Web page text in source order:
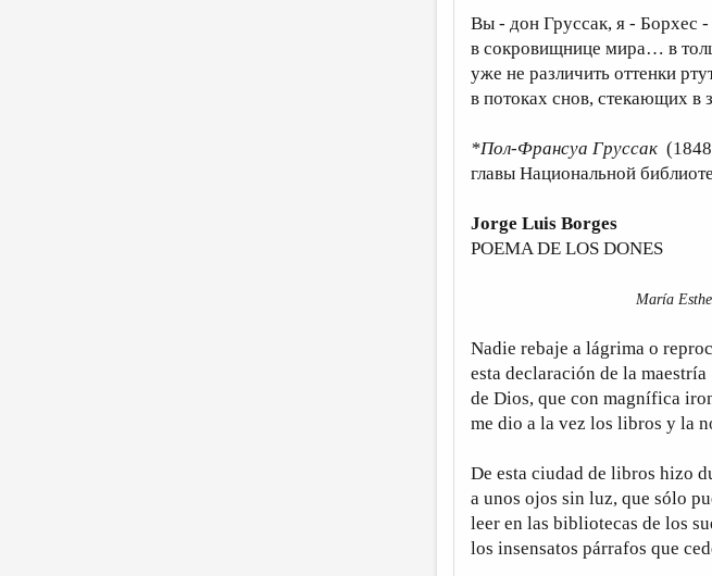
Вы - дон Груссак, я - Борхес -
в сокровищнице мира… в
уже не различить оттенки
в потоках снов, стекающих в
*Пол-Франсуа Груссак
главы Национальной
Jorge Luis Borges
POEMA DE LOS DONES
María Esther
Nadie rebaje a lágrima o
esta declaración de la maestría
de Dios, que con magnífica
me dio a la vez los libros y la
De esta ciudad de libros hizo
a unos ojos sin luz, que sólo
leer en las bibliotecas de los
los insensatos párrafos que